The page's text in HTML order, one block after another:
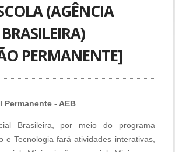
(AGÊNCIA
PERMANENTE]
Permanente - AEB
Brasileira, por meio do programa
e Tecnologia fará atividades interativas,